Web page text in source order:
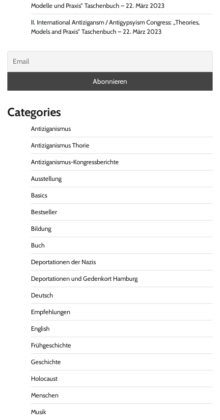
Modelle und Praxis“ Taschenbuch – 22. März 2023
II. International Antizigansm / Antigypsyism Congress: „Theories,
Models and Praxis“ Taschenbuch – 22. März 2023
Categories
Antiziganismus
Antiziganismus Thorie
Antiziganismus-Kongressberichte
Ausstellung
Basics
Bestseller
Bildung
Buch
Deportationen der Nazis
Deportationen und Gedenkort Hamburg
Deutsch
Empfehlungen
English
Frühgeschichte
Geschichte
Holocaust
Menschen
Musik